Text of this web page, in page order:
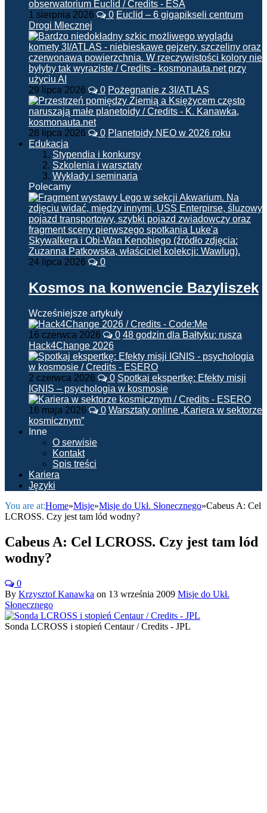
1 sierpnia 2026 0 Euclid – 6 gigapikseli centrum
Drogi Mlecznej
29 lipca 2026 0 Pożegnanie z 3I/ATLAS
28 lipca 2026 0 Planetoidy NEO w 2026 roku
Edukacja
Stypendia i konkursy
Szkolenia i warsztaty
Wykłady i seminaria
Polecamy
24 lipca 2026 0
Kosmos na konwencie Bazyliszek
Wcześniejsze artykuły
16 czerwca 2026 0 48 godzin dla Bałtyku: rusza
Hack4Change 2026
2 czerwca 2026 0 Spotkaj ekspertkę: Efekty misji
IGNIS – psychologia w kosmosie
16 maja 2026 0 Warsztaty online „Kariera w sektorze
kosmicznym”
Inne
O serwisie
Kontakt
Spis treści
Kariera
Języki
You are at:Home»Misje»Misje do Ukł. Słonecznego»Cabeus A: Cel
LCROSS. Czy jest tam lód wodny?
Cabeus A: Cel LCROSS. Czy jest tam lód
wodny?
0
By Krzysztof Kanawka on 13 września 2009 Misje do Ukł.
Słonecznego
Sonda LCROSS i stopień Centaur / Credits - JPL